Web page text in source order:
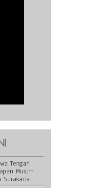
Tengah
Musim
Surakarta